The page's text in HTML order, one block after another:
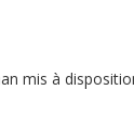
mis à